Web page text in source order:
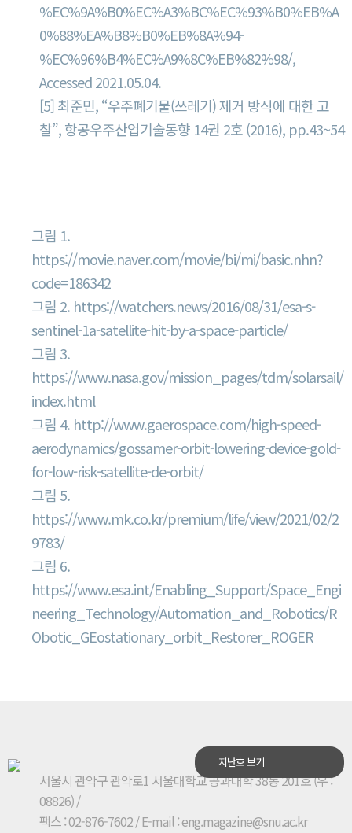
%EC%9A%B0%EC%A3%BC%EC%93%B0%EB%A
0%88%EA%B8%B0%EB%8A%94-
%EC%96%B4%EC%A9%8C%EB%82%98/,
Accessed 2021.05.04.
[5] 최준민, “우주폐기물(쓰레기) 제거 방식에 대한 고
찰”, 항공우주산업기술동향 14권 2호 (2016), pp.43~54
그림 1.
https://movie.naver.com/movie/bi/mi/basic.nhn?
code=186342
그림 2. https://watchers.news/2016/08/31/esa-s-
sentinel-1a-satellite-hit-by-a-space-particle/
그림 3.
https://www.nasa.gov/mission_pages/tdm/solarsail/
index.html
그림 4. http://www.gaerospace.com/high-speed-
aerodynamics/gossamer-orbit-lowering-device-gold-
for-low-risk-satellite-de-orbit/
그림 5.
https://www.mk.co.kr/premium/life/view/2021/02/2
9783/
그림 6.
https://www.esa.int/Enabling_Support/Space_Engi
neering_Technology/Automation_and_Robotics/R
Obotic_GEostationary_orbit_Restorer_ROGER
서울시 관악구 관악로1 서울대학교 공과대학 38동 201호 (우 :
08826)/
팩스 : 02-876-7602 / E-mail : eng.magazine@snu.ac.kr
지난호 보기